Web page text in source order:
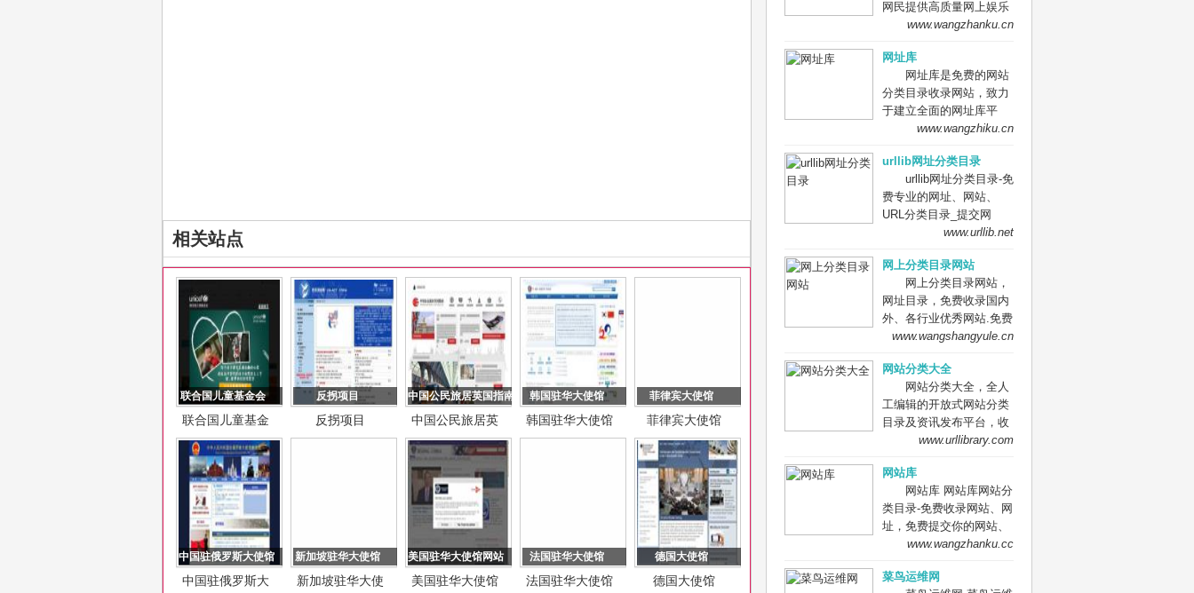
相关站点
联合国儿童基金会
联合国儿童基金
会
反拐项目
反拐项目
中国公民旅居英国指南
中国公民旅居英
国指南
韩国驻华大使馆
韩国驻华大使馆
菲律宾大使馆
菲律宾大使馆
中国驻俄罗斯大使馆
中国驻俄罗斯大
新加坡驻华大使馆
新加坡驻华大使
美国驻华大使馆网站
美国驻华大使馆
法国驻华大使馆
法国驻华大使馆
德国大使馆
德国大使馆
必应等搜索引擎提供索引
参考, 同时也是站长推广
台。
网民提供高质量网上娱乐
冲浪导航网站，汇聚众多
等网站让广大网民轻松畅
游互联网，同时面向广大
互联网站长提供免费的网
址收录、免费网站收录、
免费外链平台。
www.wangzhanku.cn
网址库
网址库是免费的网站
分类目录收录网站，致力
于建立全面的网址库平
台：免费收录网站、网
秀的网站网址,让你轻松畅
游互联网，找到您想要的
网站、信息资源；加入网
址库让我们共同成长。网
址库!网址酷！上网，您需
用网址一网打尽！
www.wangzhiku.cn
urllib网址分类目录
urllib网址分类目录-免
费专业的网址、网站、
URL分类目录_提交网
址、网站、URL到我们的
www.urllib.net
网上分类目录网站
网上分类目录网站，
网址目录，免费收录国内
外、各行业优秀网站.免费
收录网站、网址，免费提
www.wangshangyule.cn
网站分类大全
网站分类大全，全人
工编辑的开放式网站分类
目录及资讯发布平台，收
录国内外、各行业优秀网
分类目录网站检索、优秀
网站目录参考、网站优化
推广及互联网资讯服务。
www.urllibrary.com
网站库
网站库 网站库网站分
类目录-免费收录网站、网
址，免费提交你的网站、
网址到网站库,网站免费收
口,网站网址大全，
www.wangzhanku.cc
菜鸟运维网